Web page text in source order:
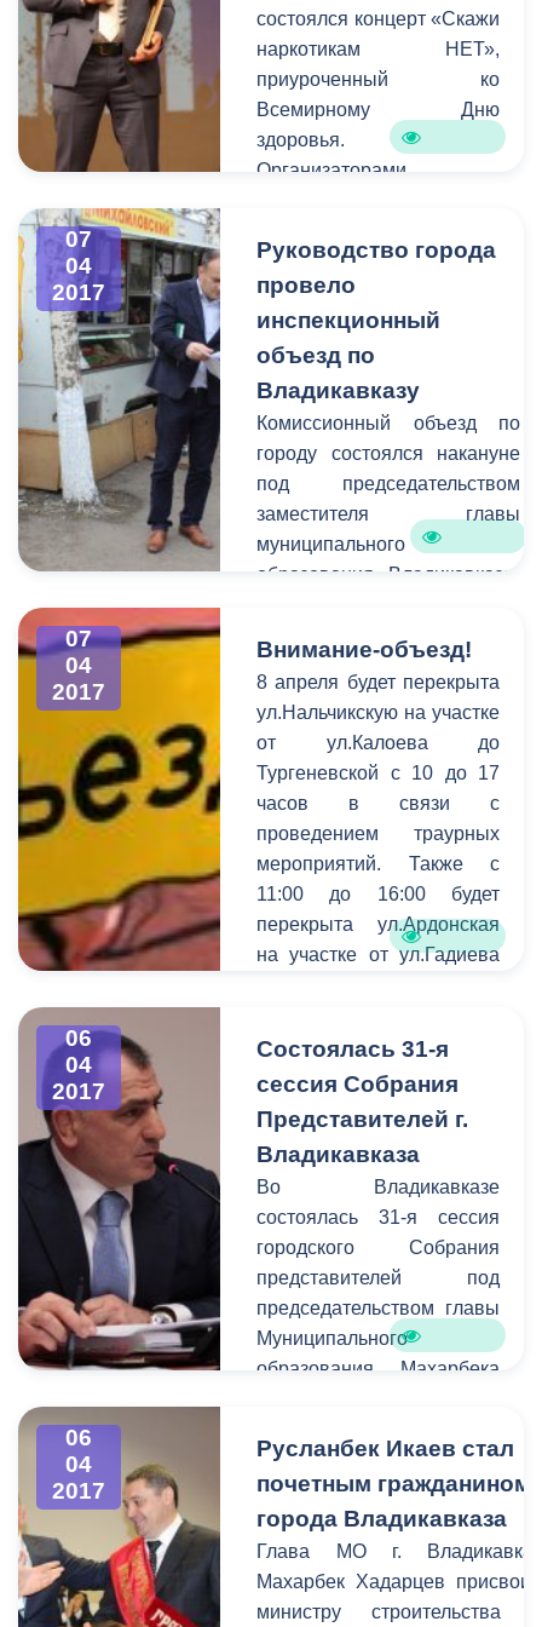
поступило 123 заявок. В
оперативном порядке
специалисты выезжают на
аварийные места и
устраняют проблемы в
сфере ЖКХ.
состоялся концерт «Скажи
наркотикам НЕТ»,
приуроченный ко
Всемирному Дню
здоровья.
Организаторами
политики, физической
культуры и спорта АМС
г.Владикавказа и Северо-
Осетинский
республиканский
благотворительный фонд
представителями
республиканских школ и
председателя
Правительства Ирбек
Томаев, министр спорта
Хасан Бароев,
олимпийская чемпионка
Аида Шанаева, депутат
Парламента РСО-Алании
Геннадий Родионов,
начальник
антинаркотической
комиссии Луиза Лебедева,
Владикавказской и
Аланской епархии
протоиерей Георгий,
представители городской
администрации и
общественных
организаций.
07
04
2017
Руководство города
провело
инспекционный
объезд по
Владикавказу
Комиссионный объезд по
городу состоялся накануне
под председательством
заместителя главы
муниципального
образования Владикавказа-
города Чермена Зангиева.
Предметом объезда стали
основные проблемные точки
в благоустройстве города.
Вместе с руководителем
административной комиссии
столицу республики
инспектировали
руководители
подразделений
администрации, отвечающие
районов Магомет
Дударов и Казбек Алагов,
руководитель управления
архитектуры и
градостроительства Валерий
Шотаев, благоустройства,
озеленения и санитарной
очистки Сослан Бицоев,
экономики,
предпринимательства и
инвестиционных
административно-
технической инспекции
Владикавказа.
07
04
2017
Внимание-объезд!
8 апреля будет перекрыта
ул.Нальчикскую на участке
от ул.Калоева до
Тургеневской с 10 до 17
часов в связи с
проведением траурных
мероприятий. Также с
11:00 до 16:00 будет
перекрыта ул.Ардонская
на участке от ул.Гадиева
06
04
2017
Состоялась 31-я
сессия Собрания
Представителей г.
Владикавказа
Во Владикавказе
состоялась 31-я сессия
городского Собрания
представителей под
председательством главы
Муниципального
образования Махарбека
глава АМС г.
Владикавказа Борис
Албегов. Согласно
повестке дня заслушали
вопрос о внесении
изменений в бюджет
06
04
2017
Русланбек Икаев стал
почетным гражданином
города Владикавказа
Глава МО г. Владикавказ
Махарбек Хадарцев присвоил
министру строительства и